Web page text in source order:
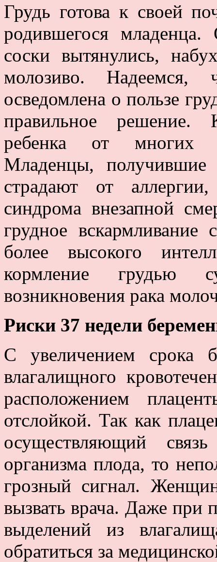
Грудь готова к своей
родившегося
соски вытянулись,
молозиво.
осведомлена о пользе
правильное решение.
ребенка от многих
Младенцы, получившие
страдают от
синдрома внезапной
грудное вскармливание
более высокого
кормление грудью
возникновения рака
Риски 37 недели
С увеличением срока
влагалищного
расположением
отслойкой. Так как
осуществляющий
организма плода, то
грозный сигнал.
вызвать врача. Даже при
выделений из
обратиться за